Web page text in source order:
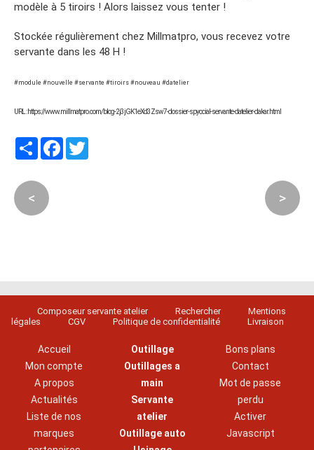
modèle à 5 tiroirs ! Alors laissez vous tenter !
Stockée régulièrement chez Millmatpro, vous recevez votre
servante dans les 48 H !
#module #nouvelle #servante #tiroirs #nouveau #datelier
URL : https://www.millmatpro.com/blog-2j3jGK1eXd3Zsw7-dossier-spyocial-servante-datelier-dakar.html
PartagerFacebook
< >
Composeur servante atelier Rechercher
Mentions
légales
CGV Politique de confidentialité Livraison
Accueil
Mon compte
A propos
Actualités
Liste de nos
marques
Outillage
Outillages a
main
Servante
atelier
Outillage auto
Bons plans
Contact
Mot de passe
perdu
Activer
Javascript